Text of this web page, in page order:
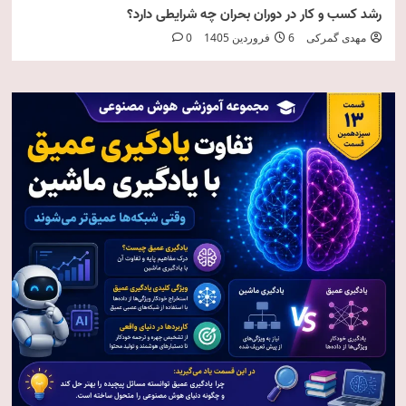
رشد کسب و کار در دوران بحران چه شرایطی دارد؟
مهدی گمرکی 6 فروردین 1405 0